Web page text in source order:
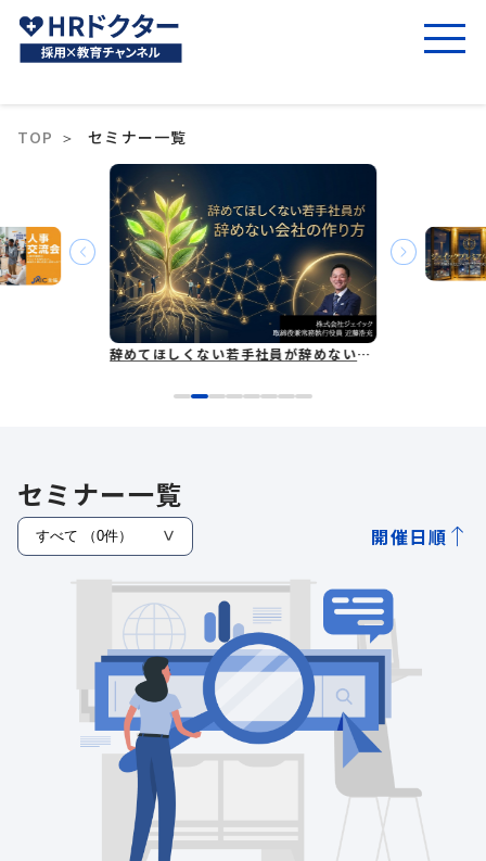
TOP セミナー一覧
辞めてほしくない若手社員が辞めない会社の作り方
セミナー一覧
開催日順